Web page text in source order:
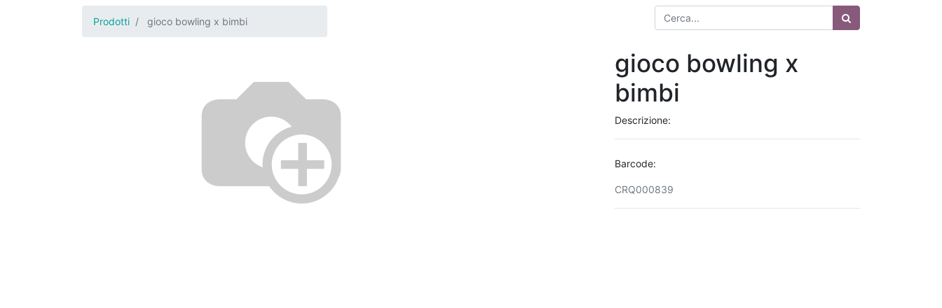
Prodotti gioco bowling x bimbi
gioco bowling x
bimbi
Descrizione:
Barcode:
CRQ000839